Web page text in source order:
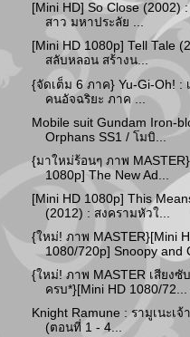
[Mini HD] So Close (2002)
สาว มหาประลัย ...
[Mini HD 1080p] Tell Tale
สลับหลอน สร้างน...
{จัดเต็ม 6 ภาค} Yu-Gi-Oh! :
คนอัจฉริยะ ภาค ...
Mobile suit Gundam Iron-
Orphans SS1 / โมบิ...
{มาใหม่ร้อนๆ ภาพ
1080p] The New Ad...
[Mini HD 1080p] This
(2012) : สงครามหัวใ...
{ใหม่! ภาพ MASTER}[Mini
1080/720p] Snoopy and
{ใหม่! ภาพ MASTER เสียงซั
ครบ*}[Mini HD 1080/72...
Knight Ramune : รามูเนะเ
(ตอนที่ 1 - 4...